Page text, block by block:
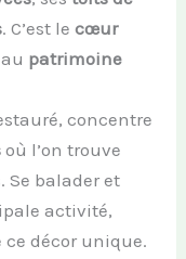
. C’est lecœur
patrimoine
concentre
où l’on trouve
Se balader et
activité,
ce décor unique.